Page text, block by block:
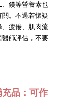
鎂等營養素也
。不過若懷疑
疲倦、肌肉流
醫師評估，不要
品：可作